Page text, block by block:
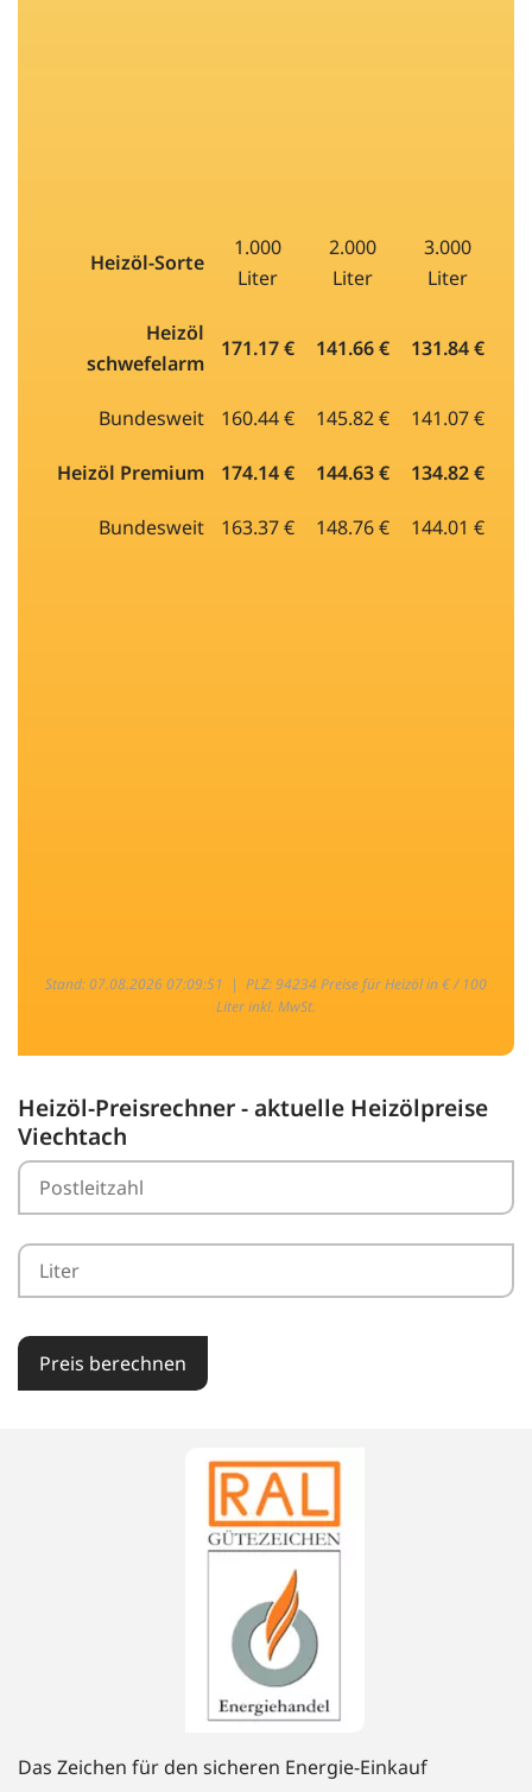
Heizöl-Sorte
1.000
Liter
2.000
Liter
3.000
Liter
Heizöl
schwefelarm
171.17 € 141.66 € 131.84 €
Bundesweit 160.44 € 145.82 € 141.07 €
Heizöl Premium 174.14 € 144.63 € 134.82 €
Bundesweit 163.37 € 148.76 € 144.01 €
Stand: 07.08.2026 07:09:51 | PLZ: 94234 Preise für Heizöl in € / 100
Liter inkl. MwSt.
Heizöl-Preisrechner - aktuelle Heizölpreise
Viechtach
Preis berechnen
Das Zeichen für den sicheren Energie-Einkauf